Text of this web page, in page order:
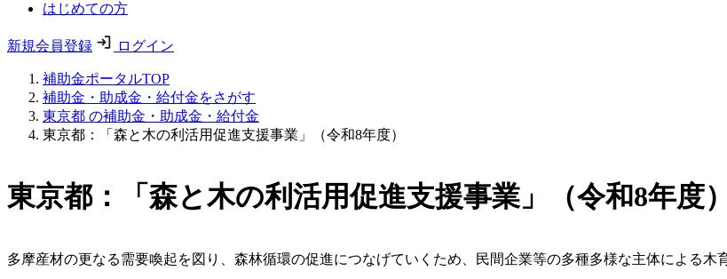
はじめての方
新規会員登録 ログイン
補助金ポータルTOP
補助金・助成金・給付金をさがす
東京都 の補助金・助成金・給付金
東京都：「森と木の利活用促進支援事業」（令和8年度）
東京都：「森と木の利活用促進支援事業」（令和8年度）
多摩産材の更なる需要喚起を図り、森林循環の促進につなげていくため、民間企業等の多種多様な主体による木